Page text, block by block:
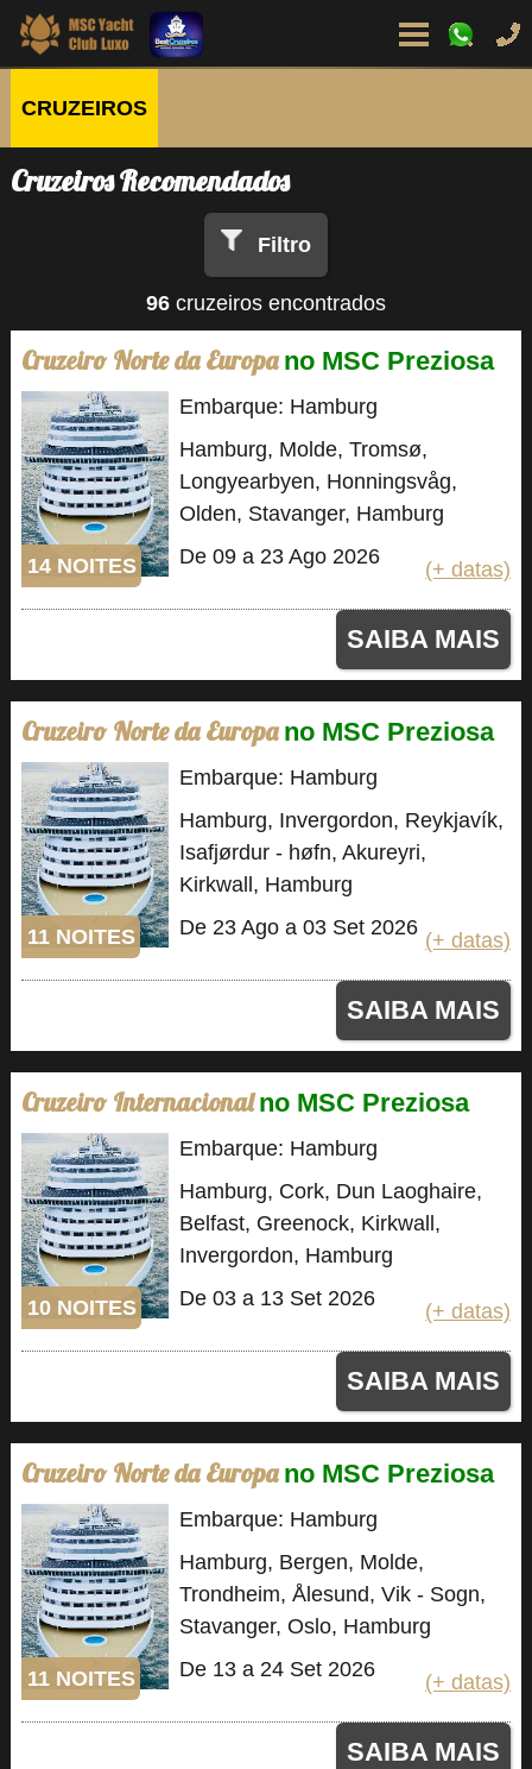
CRUZEIROS
Cruzeiros Recomendados
Filtro
96 cruzeiros encontrados
Cruzeiro Norte da Europa no MSC Preziosa
14 NOITES
Embarque: Hamburg
Hamburg, Molde, Tromsø,
Longyearbyen, Honningsvåg,
Olden, Stavanger, Hamburg
De 09 a 23 Ago 2026
(+ datas)
SAIBA MAIS
Cruzeiro Norte da Europa no MSC Preziosa
11 NOITES
Embarque: Hamburg
Hamburg, Invergordon, Reykjavík,
Isafjørdur - høfn, Akureyri,
Kirkwall, Hamburg
De 23 Ago a 03 Set 2026
(+ datas)
SAIBA MAIS
Cruzeiro Internacional no MSC Preziosa
10 NOITES
Embarque: Hamburg
Hamburg, Cork, Dun Laoghaire,
Belfast, Greenock, Kirkwall,
Invergordon, Hamburg
De 03 a 13 Set 2026
(+ datas)
SAIBA MAIS
Cruzeiro Norte da Europa no MSC Preziosa
11 NOITES
Embarque: Hamburg
Hamburg, Bergen, Molde,
Trondheim, Ålesund, Vik - Sogn,
Stavanger, Oslo, Hamburg
De 13 a 24 Set 2026
(+ datas)
SAIBA MAIS